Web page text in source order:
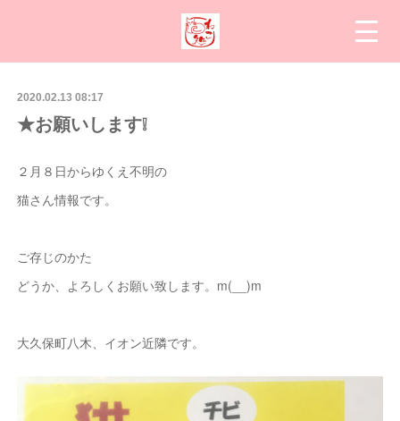
2020.02.13 08:17
★お願いします❕
２月８日からゆくえ不明の
猫さん情報です。
ご存じのかた
どうか、よろしくお願い致します。m(__)m
大久保町八木、イオン近隣です。